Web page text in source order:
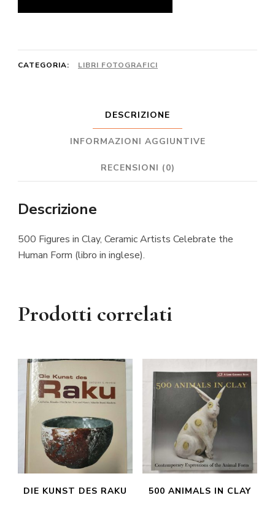
quantità
CATEGORIA: LIBRI FOTOGRAFICI
DESCRIZIONE
INFORMAZIONI AGGIUNTIVE
RECENSIONI (0)
Descrizione
500 Figures in Clay, Ceramic Artists Celebrate the
Human Form (libro in inglese).
Prodotti correlati
DIE KUNST DES RAKU
500 ANIMALS IN CLAY